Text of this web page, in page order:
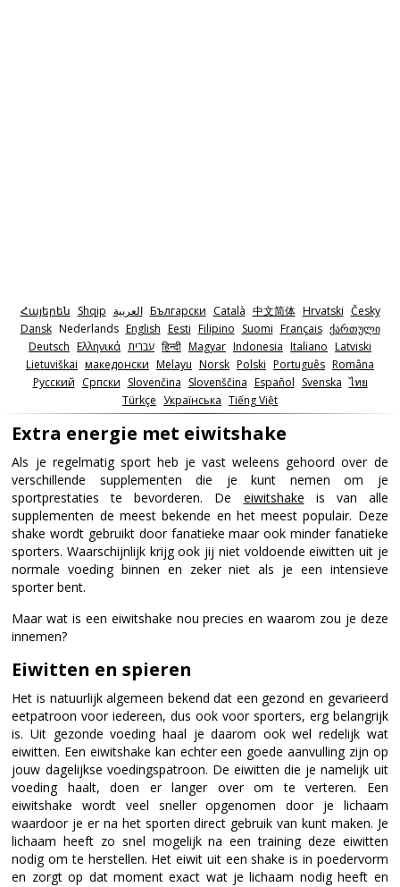
Հայերեն Shqip ‫العربية Български Català 中文简体 Hrvatski Česky
Dansk Nederlands English Eesti Filipino Suomi Français ქართული
Deutsch Ελληνικά ‫עברית हिन्दी Magyar Indonesia Italiano Latviski
Lietuviškai македонски Melayu Norsk Polski Português Româna
Pyccкий Српски Slovenčina Slovenščina Español Svenska ไทย
Türkçe Українська Tiếng Việt
Extra energie met eiwitshake
Als je regelmatig sport heb je vast weleens gehoord over de
verschillende supplementen die je kunt nemen om je
sportprestaties te bevorderen. De eiwitshake is van alle
supplementen de meest bekende en het meest populair. Deze
shake wordt gebruikt door fanatieke maar ook minder fanatieke
sporters. Waarschijnlijk krijg ook jij niet voldoende eiwitten uit je
normale voeding binnen en zeker niet als je een intensieve
sporter bent.
Maar wat is een eiwitshake nou precies en waarom zou je deze
innemen?
Eiwitten en spieren
Het is natuurlijk algemeen bekend dat een gezond en gevarieerd
eetpatroon voor iedereen, dus ook voor sporters, erg belangrijk
is. Uit gezonde voeding haal je daarom ook wel redelijk wat
eiwitten. Een eiwitshake kan echter een goede aanvulling zijn op
jouw dagelijkse voedingspatroon. De eiwitten die je namelijk uit
voeding haalt, doen er langer over om te verteren. Een
eiwitshake wordt veel sneller opgenomen door je lichaam
waardoor je er na het sporten direct gebruik van kunt maken. Je
lichaam heeft zo snel mogelijk na een training deze eiwitten
nodig om te herstellen. Het eiwit uit een shake is in poedervorm
en zorgt op dat moment exact wat je lichaam nodig heeft en